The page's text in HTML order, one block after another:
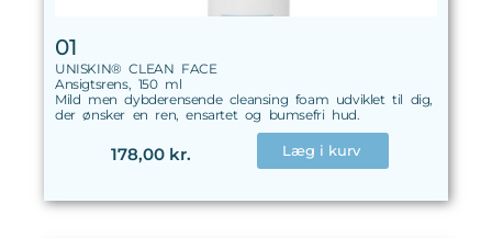
01
UNISKIN® CLEAN FACE
Ansigtsrens, 150 ml
Mild men dybderensende cleansing foam udviklet til dig,
der ønsker en ren, ensartet og bumsefri hud.
178,00 kr. Læg i kurv